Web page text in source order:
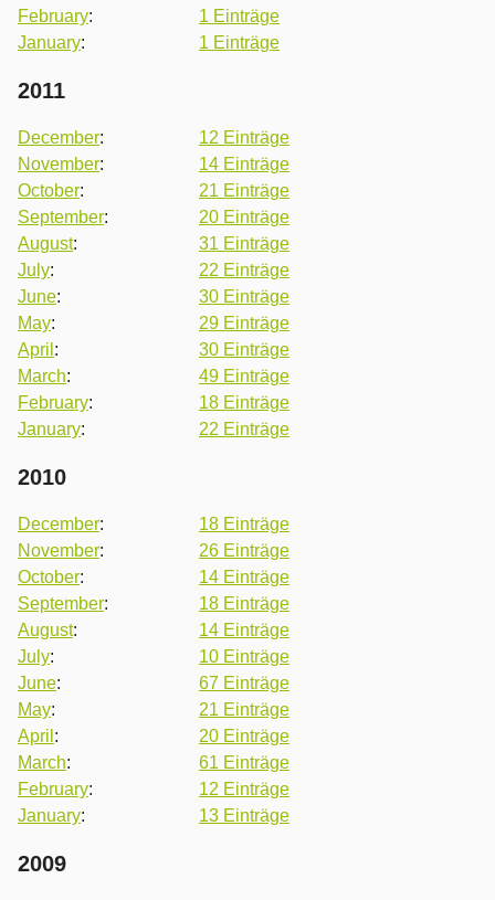
February:
1 Einträge
January: 1 Einträge
2011
December:
12 Einträge
November:
14 Einträge
October:
21 Einträge
September:
20 Einträge
August:
31 Einträge
July:
22 Einträge
June:
30 Einträge
May:
29 Einträge
April :
30 Einträge
March:
49 Einträge
February:
18 Einträge
January: 22 Einträge
2010
December:
18 Einträge
November:
26 Einträge
October:
14 Einträge
September:
18 Einträge
August:
14 Einträge
July:
10 Einträge
June:
67 Einträge
May:
21 Einträge
April :
20 Einträge
March:
61 Einträge
February:
12 Einträge
January: 13 Einträge
2009